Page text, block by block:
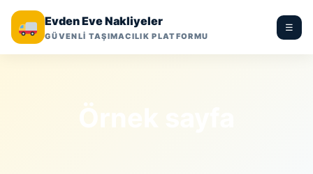
Evden Eve Nakliyeler
GÜVENLİ TAŞIMACILIK PLATFORMU
☰
Örnek sayfa